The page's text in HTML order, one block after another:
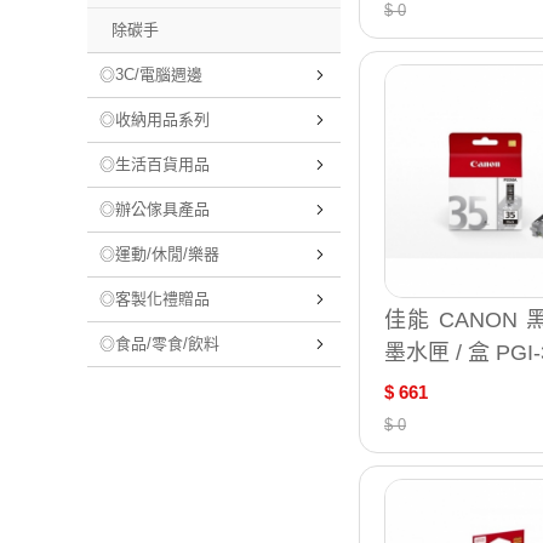
除碳手
◎3C/電腦週邊
◎收納用品系列
◎生活百貨用品
◎辦公傢具產品
◎運動/休閒/樂器
◎客製化禮贈品
◎食品/零食/飲料
$ 0
佳能 CANON
墨水匣 / 盒
$ 661
$ 0